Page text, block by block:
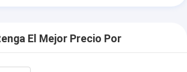
El Mejor Precio Por